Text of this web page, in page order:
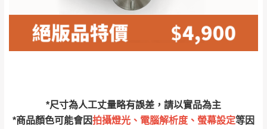
*尺寸為人工丈量略有誤差，請以實品為主
*商品顏色可能會因拍攝燈光、電腦解析度、螢幕設定等因
$ 9,000以下：
NT$500元
＊A108產品另收運費
NT$500元
＊A108產品另收運費
安鄉、大湖鄉、頭
屋、獅潭鄉
快速到貨商品，無法指定特定時間送達，司
天在家等貨，以節省您的寶貴時間。
由於百貨公司配送較為不易，故暫無法配送
發票寄送：
若您選擇三聯式或索取兩聯式發票，發票將於商品